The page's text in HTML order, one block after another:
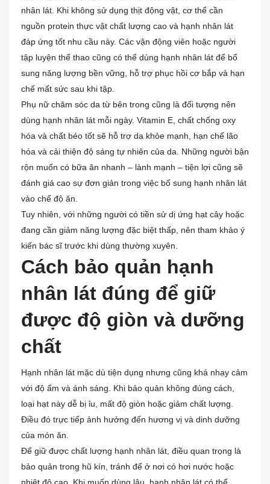
nhân lát. Khi không sử dụng thịt động vật, cơ thể cần
nguồn protein thực vật chất lượng cao và hạnh nhân lát
đáp ứng tốt nhu cầu này. Các vận động viên hoặc người
tập luyện thể thao cũng có thể dùng hạnh nhân lát để bổ
sung năng lượng bền vững, hỗ trợ phục hồi cơ bắp và hạn
chế mất sức sau khi tập.
Phụ nữ chăm sóc da từ bên trong cũng là đối tượng nên
dùng hạnh nhân lát mỗi ngày. Vitamin E, chất chống oxy
hóa và chất béo tốt sẽ hỗ trợ da khỏe mạnh, hạn chế lão
hóa và cải thiện độ sáng tự nhiên của da. Những người bận
rộn muốn có bữa ăn nhanh – lành mạnh – tiện lợi cũng sẽ
đánh giá cao sự đơn giản trong việc bổ sung hạnh nhân lát
vào chế độ ăn.
Tuy nhiên, với những người có tiền sử dị ứng hạt cây hoặc
đang cần giảm năng lượng đặc biệt thấp, nên tham khảo ý
kiến bác sĩ trước khi dùng thường xuyên.
Cách bảo quản hạnh
nhân lát đúng để giữ
được độ giòn và dưỡng
chất
Hạnh nhân lát mặc dù tiện dụng nhưng cũng khá nhạy cảm
với độ ẩm và ánh sáng. Khi bảo quản không đúng cách,
loại hạt này dễ bị ỉu, mất độ giòn hoặc giảm chất lượng.
Điều đó trực tiếp ảnh hưởng đến hương vị và dinh dưỡng
của món ăn.
Để giữ được chất lượng hạnh nhân lát, điều quan trọng là
bảo quản trong hũ kín, tránh để ở nơi có hơi nước hoặc
nhiệt độ cao. Khi muốn dùng lâu, hạnh nhân lát có thể